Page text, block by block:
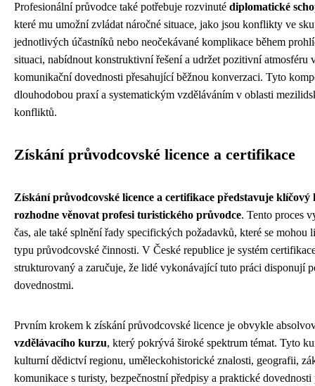
Profesionální průvodce také potřebuje rozvinuté diplomatické
které mu umožní zvládat náročné situace, jako jsou konflikty ve
jednotlivých účastníků nebo neočekávané komplikace během
situaci, nabídnout konstruktivní řešení a udržet pozitivní atmosféru
komunikační dovednosti přesahující běžnou konverzaci. Tyto
dlouhodobou praxí a systematickým vzděláváním v oblasti
konfliktů.
Získání průvodcovské licence a certifikace
Získání průvodcovské licence a certifikace představuje
rozhodne věnovat profesi turistického průvodce. Tento proces
čas, ale také splnění řady specifických požadavků, které se mohou
typu průvodcovské činnosti. V České republice je systém
strukturovaný a zaručuje, že lidé vykonávající tuto práci disponují
dovednostmi.
Prvním krokem k získání průvodcovské licence je obvykle
vzdělávacího kurzu, který pokrývá široké spektrum témat. Tyto
kulturní dědictví regionu, uměleckohistorické znalosti, geografii,
komunikace s turisty, bezpečnostní předpisy a praktické